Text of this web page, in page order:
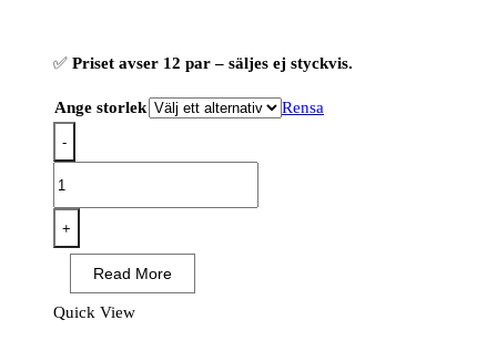
✅ Priset avser 12 par – säljes ej styckvis.
Ange storlek Rensa
-
Worker
Comfort
(12
+
Read More
Quick View